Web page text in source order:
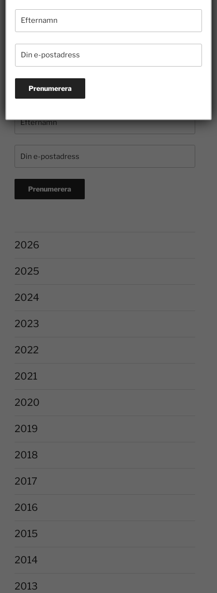
kulturen
3 juli 2026
Prenumerera på nyhetsbrevet
2026
2025
2024
2023
2022
2021
2020
2019
2018
2017
2016
2015
2014
2013